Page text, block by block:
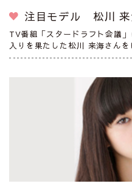
注目モデル 松川 来
TV番組「スタードラフト会議
入りを果たした松川 来海さんを